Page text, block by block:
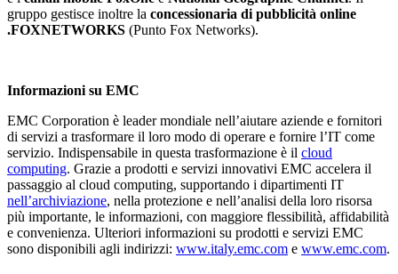
gruppo gestisce inoltre la concessionaria di pubblicità online
.FOXNETWORKS (Punto Fox Networks).
Informazioni su EMC
EMC Corporation è leader mondiale nell’aiutare aziende e fornitori
di servizi a trasformare il loro modo di operare e fornire l’IT come
servizio. Indispensabile in questa trasformazione è il cloud
computing. Grazie a prodotti e servizi innovativi EMC accelera il
passaggio al cloud computing, supportando i dipartimenti IT
nell’archiviazione, nella protezione e nell’analisi della loro risorsa
più importante, le informazioni, con maggiore flessibilità, affidabilità
e convenienza. Ulteriori informazioni su prodotti e servizi EMC
sono disponibili agli indirizzi: www.italy.emc.com e www.emc.com.